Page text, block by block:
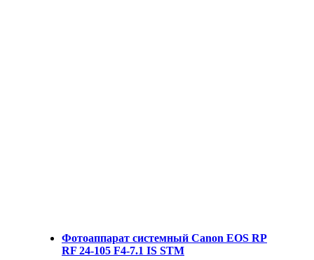
Фотоаппарат системный Canon EOS RP
RF 24-105 F4-7.1 IS STM